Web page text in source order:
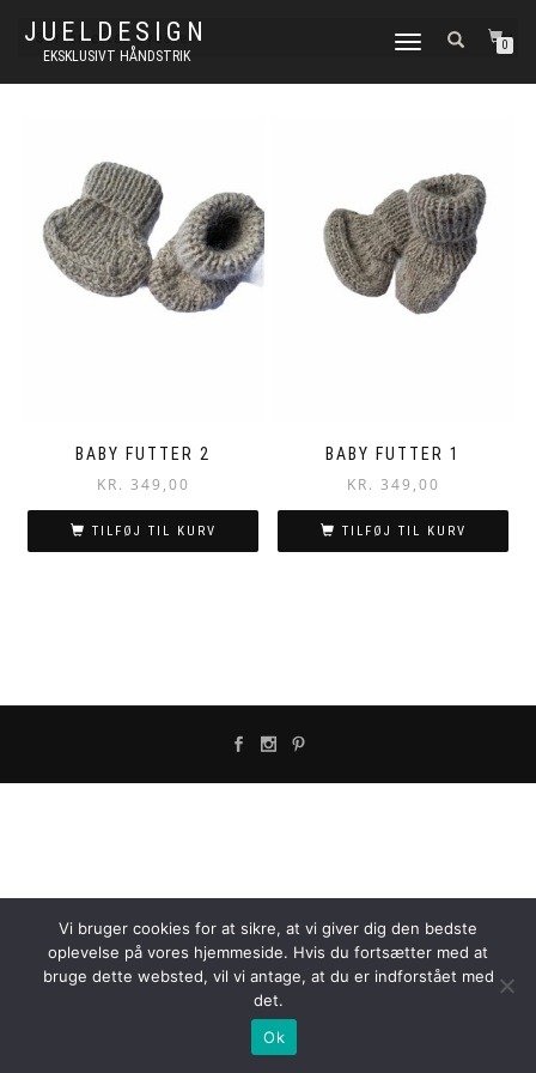
JUELDESIGN
EKSKLUSIVT HÅNDSTRIK
FLIP
0
BABY FUTTER 2
KR. 349,00
TILFØJ TIL KURV
BABY FUTTER 1
KR. 349,00
TILFØJ TIL KURV
Vi bruger cookies for at sikre, at vi giver dig den bedste
oplevelse på vores hjemmeside. Hvis du fortsætter med at
bruge dette websted, vil vi antage, at du er indforstået med
det.
Ok